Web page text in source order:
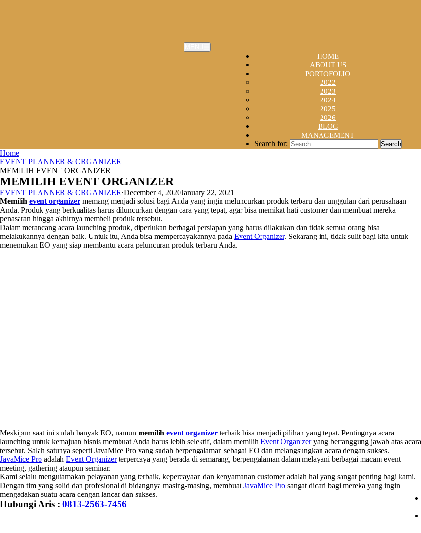
HOME
ABOUT US
PORTOFOLIO
2022
2023
2024
2025
2026
BLOG
MANAGEMENT
Search for:
Home
EVENT PLANNER & ORGANIZER
MEMILIH EVENT ORGANIZER
MEMILIH EVENT ORGANIZER
EVENT PLANNER & ORGANIZER·December 4, 2020January 22, 2021
Memilih event organizer memang menjadi solusi bagi Anda yang ingin meluncurkan produk terbaru dan unggulan dari perusahaan
Anda. Produk yang berkualitas harus diluncurkan dengan cara yang tepat, agar bisa memikat hati customer dan membuat mereka
penasaran hingga akhirnya membeli produk tersebut.
Dalam merancang acara launching produk, diperlukan berbagai persiapan yang harus dilakukan dan tidak semua orang bisa
melakukannya dengan baik. Untuk itu, Anda bisa mempercayakannya pada Event Organizer. Sekarang ini, tidak sulit bagi kita untuk
menemukan EO yang siap membantu acara peluncuran produk terbaru Anda.
Meskipun saat ini sudah banyak EO, namun memilih event organizer terbaik bisa menjadi pilihan yang tepat. Pentingnya acara
launching untuk kemajuan bisnis membuat Anda harus lebih selektif, dalam memilih Event Organizeryang bertanggung jawab atas acara
tersebut. Salah satunya seperti JavaMice Pro yang sudah berpengalaman sebagai EO dan melangsungkan acara dengan sukses.
JavaMice Pro adalah Event Organizerterpercaya yang berada di semarang, berpengalaman dalam melayani berbagai macam event
meeting, gathering ataupun seminar.
Kami selalu mengutamakan pelayanan yang terbaik, kepercayaan dan kenyamanan customer adalah hal yang sangat penting bagi kami.
Dengan tim yang solid dan profesional di bidangnya masing-masing, membuat JavaMice Pro sangat dicari bagi mereka yang ingin
mengadakan suatu acara dengan lancar dan sukses.
Hubungi Aris : 0813-2563-7456